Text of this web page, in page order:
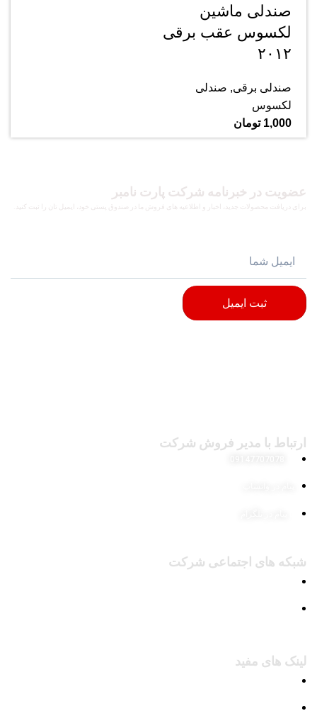
صندلی ماشین
لکسوس عقب برقی
۲۰۱۲
صندلی برقی, صندلی
لکسوس
1,000 تومان
عضویت در خبرنامه شرکت پارت نامبر
برای دریافت محصولات جدید، اخبار و اطلاعیه های فروش ما در صندوق پستی خود، ایمیل تان را ثبت کنید.
ثبت ایمیل
ارتباط با مدیر فروش شرکت
شبکه های اجتماعی شرکت
لینک های مفید